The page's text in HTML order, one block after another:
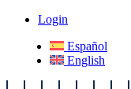
Login
Español
English